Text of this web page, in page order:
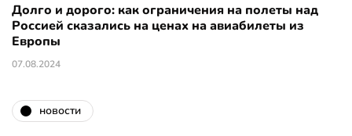
Долго и дорого: как ограничения на полеты над
Россией сказались на ценах на авиабилеты из
Европы
07.08.2024
новости